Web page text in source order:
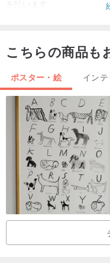
を払います。
4. 5分または10分ほど待つ
あなたの電子メールから。
こちらの商品も
ポスター・絵 イン